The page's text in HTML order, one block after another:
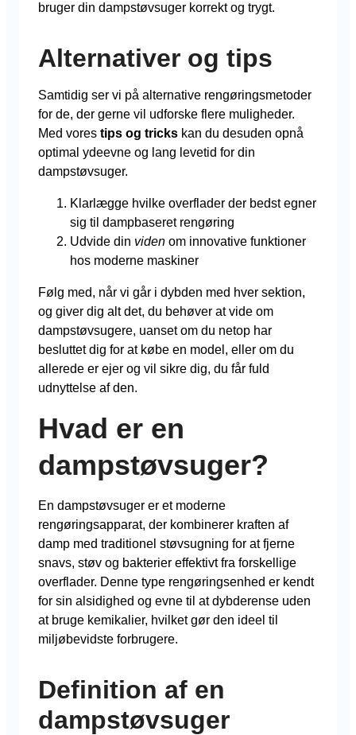
bruger din dampstøvsuger korrekt og trygt.
Alternativer og tips
Samtidig ser vi på alternative rengøringsmetoder
for de, der gerne vil udforske flere muligheder.
Med vores tips og tricks kan du desuden opnå
optimal ydeevne og lang levetid for din
dampstøvsuger.
Klarlægge hvilke overflader der bedst egner
sig til dampbaseret rengøring
Udvide din viden om innovative funktioner
hos moderne maskiner
Følg med, når vi går i dybden med hver sektion,
og giver dig alt det, du behøver at vide om
dampstøvsugere, uanset om du netop har
besluttet dig for at købe en model, eller om du
allerede er ejer og vil sikre dig, du får fuld
udnyttelse af den.
Hvad er en
dampstøvsuger?
En dampstøvsuger er et moderne
rengøringsapparat, der kombinerer kraften af
damp med traditionel støvsugning for at fjerne
snavs, støv og bakterier effektivt fra forskellige
overflader. Denne type rengøringsenhed er kendt
for sin alsidighed og evne til at dybderense uden
at bruge kemikalier, hvilket gør den ideel til
miljøbevidste forbrugere.
Definition af en
dampstøvsuger